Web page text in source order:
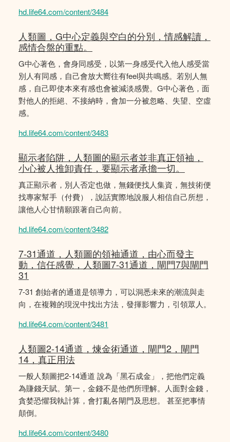
hd.life64.com/content/3484
人類圖，G中心定義與空白的分別，情感解讀，
感情合盤的重點。
G中心著色，會身同感受，以第一身感受代入他人感受當
別人有同感，自己會放大嚮往有feel與共鳴感。若別人無
感，自己即使本來有感也會被減淡感覺。G中心著色，面
對他人的拒絕、不接納時，會加一分被忽略、失望、空虛
感。
hd.life64.com/content/3483
顯示者陷阱，人類圖的顯示者並非真正領袖，
小心被人推卸責任，要顯示者承擔一切。
真正顯示者，別人否定也做，無錢便找人集資，無技術便
找專家幫手（付費），說話實際地說服人相信自己所想，
讓他人心甘情願跟著自己向前。
hd.life64.com/content/3482
7-31通道，人類圖的領袖通道，由心而發主
動，信任感覺，人類圖7-31通道，閘門7與閘門
31
7-31 創始者的通道是領導力，可以洞悉未來的潮流與走
向，在複雜的現況中找出方法，發揮影響力，引領眾人。
hd.life64.com/content/3481
人類圖2-14通道，煉金術通道，閘門2，閘門
14，真正用法
一般人類圖把2-14通道 說為「黑石成金」，把他們定義
為賺錢天賦。第一，金錢不是他們所理解。人面對金錢，
貪婪恐懼我執計算，會打亂各閘門及思想。 甚至把事情
顛倒。
hd.life64.com/content/3480